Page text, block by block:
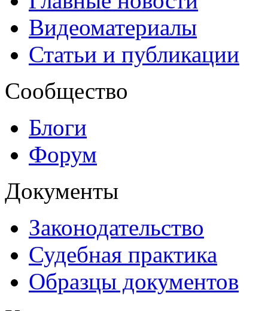
Видеоматериалы
Статьи и публикации
Сообщество
Блоги
Форум
Документы
Законодательство
Судебная практика
Образцы документов